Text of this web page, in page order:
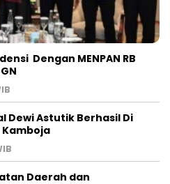
Dengan MENPAN RB
Astutik Berhasil Di
Kamboja
Daerah dan